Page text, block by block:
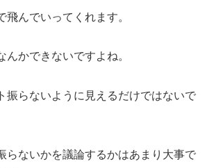
飛んでいってくれます。
んかできないですよね。
振らないように見えるだけではないで
らないかを議論するかはあまり大事で